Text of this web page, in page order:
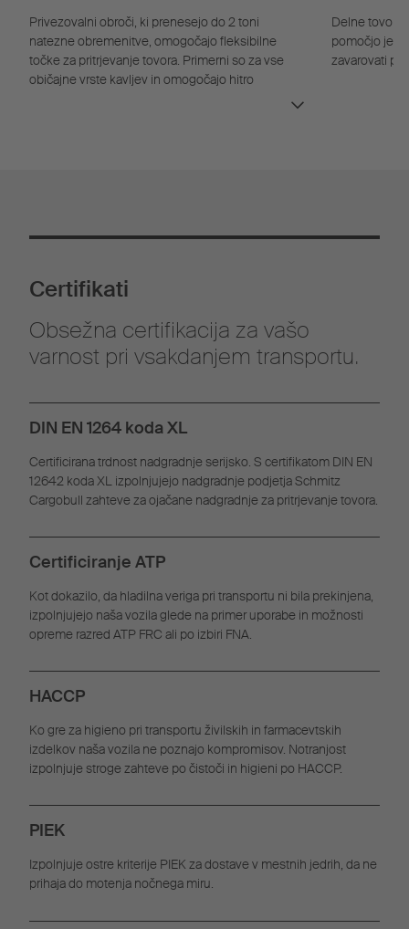
Privezovalni obroči, ki prenesejo do 2 toni
natezne obremenitve, omogočajo fleksibilne
točke za pritrjevanje tovora. Primerni so za vse
običajne vrste kavljev in omogočajo hitro
Delne tovore
pomočjo
zavarovati
Certifikati
Obsežna certifikacija za vašo
varnost pri vsakdanjem transportu.
DIN EN 1264 koda XL
Certificirana trdnost nadgradnje serijsko. S certifikatom DIN EN
12642 koda XL izpolnjujejo nadgradnje podjetja Schmitz
Cargobull zahteve za ojačane nadgradnje za pritrjevanje tovora.
Certificiranje ATP
Kot dokazilo, da hladilna veriga pri transportu ni bila prekinjena,
izpolnjujejo naša vozila glede na primer uporabe in možnosti
opreme razred ATP FRC ali po izbiri FNA.
HACCP
Ko gre za higieno pri transportu živilskih in farmacevtskih
izdelkov naša vozila ne poznajo kompromisov. Notranjost
izpolnjuje stroge zahteve po čistoči in higieni po HACCP.
PIEK
Izpolnjuje ostre kriterije PIEK za dostave v mestnih jedrih, da ne
prihaja do motenja nočnega miru.